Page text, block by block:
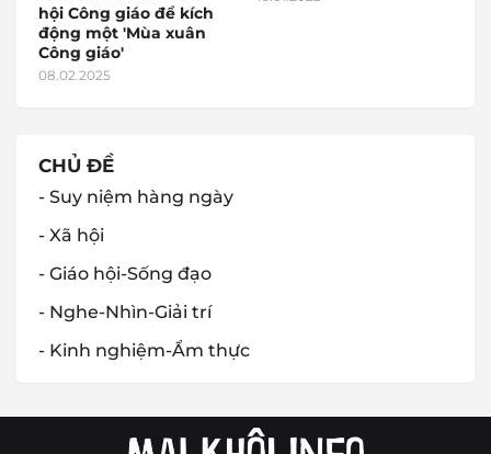
hội Công giáo để kích
động một 'Mùa xuân
Công giáo'
08.02.2025
CHỦ ĐỀ
- Suy niệm hàng ngày
- Xã hội
- Giáo hội-Sống đạo
- Nghe-Nhìn-Giải trí
- Kinh nghiệm-Ẩm thực